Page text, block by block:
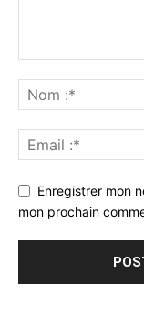
Enregistrer mon
mon prochain